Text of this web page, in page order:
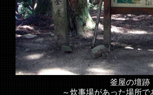
釜屋の壇跡
～炊事場があった場所で